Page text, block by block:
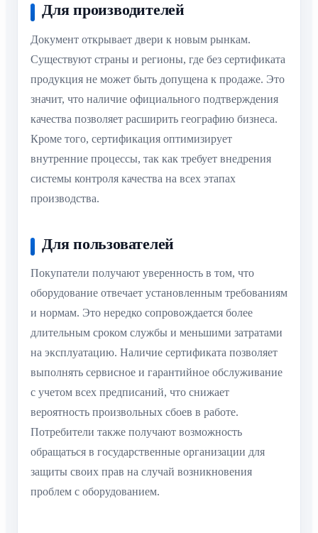
Для производителей
Документ открывает двери к новым рынкам.
Существуют страны и регионы, где без сертификата
продукция не может быть допущена к продаже. Это
значит, что наличие официального подтверждения
качества позволяет расширить географию бизнеса.
Кроме того, сертификация оптимизирует
внутренние процессы, так как требует внедрения
системы контроля качества на всех этапах
производства.
Для пользователей
Покупатели получают уверенность в том, что
оборудование отвечает установленным требованиям
и нормам. Это нередко сопровождается более
длительным сроком службы и меньшими затратами
на эксплуатацию. Наличие сертификата позволяет
выполнять сервисное и гарантийное обслуживание
с учетом всех предписаний, что снижает
вероятность произвольных сбоев в работе.
Потребители также получают возможность
обращаться в государственные организации для
защиты своих прав на случай возникновения
проблем с оборудованием.